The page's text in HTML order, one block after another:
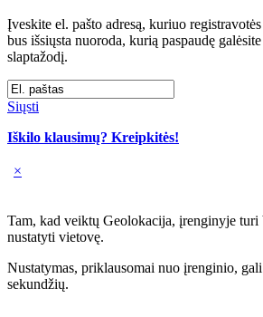
Įveskite el. pašto adresą, kuriuo
bus išsiųsta nuoroda, kurią paspaudę
slaptažodį.
Siųsti
Iškilo klausimų? Kreipkitės!
×
Tam, kad veiktų Geolokacija, įrenginyje turi
nustatyti vietovę.
Nustatymas, priklausomai nuo įrenginio,
sekundžių.